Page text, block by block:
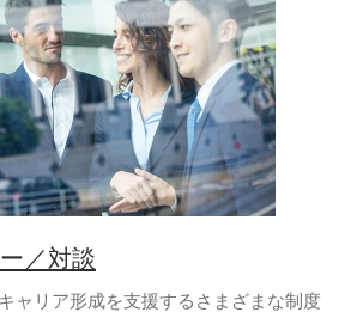
／対談
ャリア形成を支援するさまざまな制度